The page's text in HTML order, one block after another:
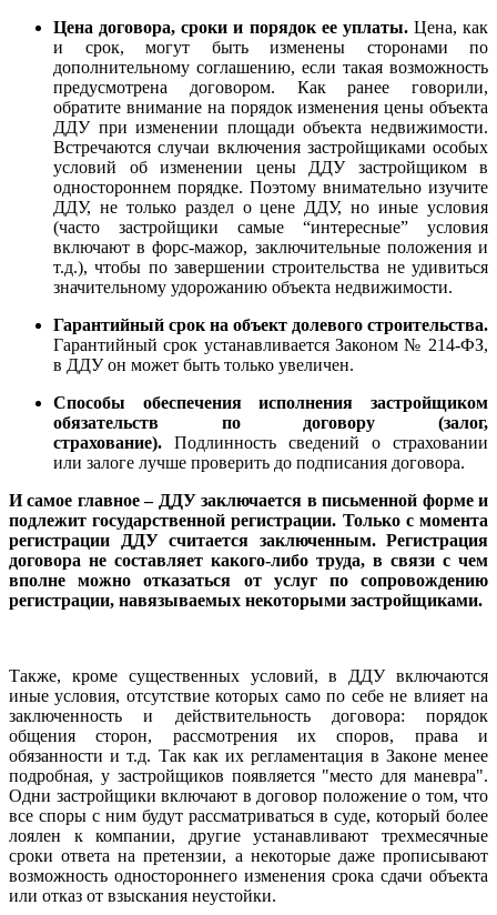
Цена договора, сроки и порядок ее уплаты. Цена, как
и срок, могут быть изменены сторонами по
дополнительному соглашению, если такая возможность
предусмотрена договором. Как ранее говорили,
обратите внимание на порядок изменения цены объекта
ДДУ при изменении площади объекта недвижимости.
Встречаются случаи включения застройщиками особых
условий об изменении цены ДДУ застройщиком в
одностороннем порядке. Поэтому внимательно изучите
ДДУ, не только раздел о цене ДДУ, но иные условия
(часто застройщики самые “интересные” условия
включают в форс-мажор, заключительные положения и
т.д.), чтобы по завершении строительства не удивиться
значительному удорожанию объекта недвижимости.
Гарантийный срок на объект долевого строительства.
Гарантийный срок устанавливается Законом № 214-ФЗ,
в ДДУ он может быть только увеличен.
Способы обеспечения исполнения застройщиком
обязательств по договору (залог,
страхование).
Подлинность сведений о страховании
или залоге лучше проверить до подписания договора.
И самое главное – ДДУ заключается в письменной форме и
подлежит государственной регистрации. Только с момента
регистрации ДДУ считается заключенным. Регистрация
договора не составляет какого-либо труда, в связи с чем
вполне можно отказаться от услуг по сопровождению
регистрации, навязываемых некоторыми застройщиками.
Также, кроме существенных условий, в ДДУ включаются
иные условия, отсутствие которых само по себе не влияет на
заключенность и действительность договора: порядок
общения сторон, рассмотрения их споров, права и
обязанности и т.д. Так как их регламентация в Законе менее
подробная, у застройщиков появляется "место для маневра".
Одни застройщики включают в договор положение о том, что
все споры с ним будут рассматриваться в суде, который более
лоялен к компании, другие устанавливают трехмесячные
сроки ответа на претензии, а некоторые даже прописывают
возможность одностороннего изменения срока сдачи объекта
или отказ от взыскания неустойки.